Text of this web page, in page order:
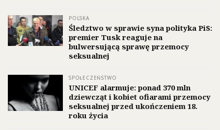
POLSKA
Śledztwo w sprawie syna polityka PiS:
premier Tusk reaguje na
bulwersującą sprawę przemocy
seksualnej
SPOŁECZEŃSTWO
UNICEF alarmuje: ponad 370 mln
dziewcząt i kobiet ofiarami przemocy
seksualnej przed ukończeniem 18.
roku życia